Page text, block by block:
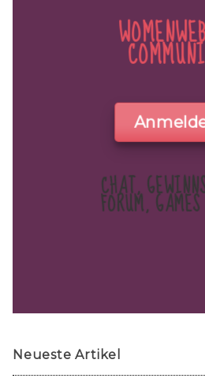
CHAT,
FORUM,
Neueste Artikel